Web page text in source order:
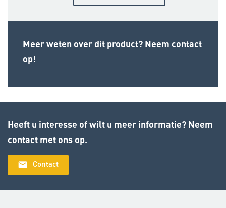
Meer weten over dit product? Neem contact
op!
Heeft u interesse of wilt u meer informatie? Neem
contact met ons op.
email Contact